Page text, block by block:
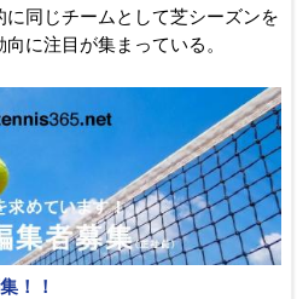
同じチームとして芝シーズンを
に注目が集まっている。
！！